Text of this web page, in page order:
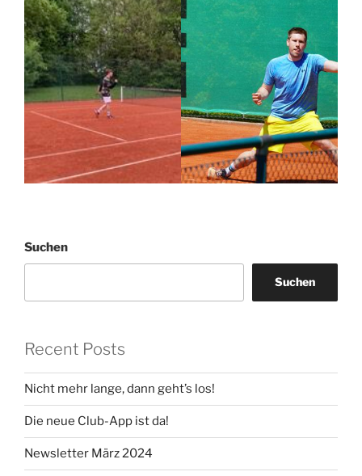
Suchen
Suchen
Recent Posts
Nicht mehr lange, dann geht’s los!
Die neue Club-App ist da!
Newsletter März 2024